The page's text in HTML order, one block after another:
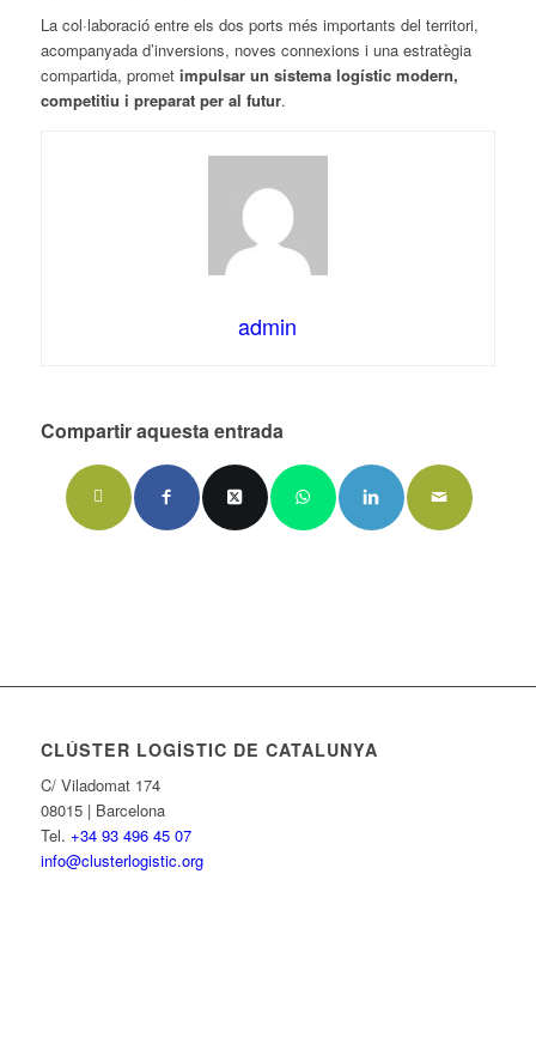
La col·laboració entre els dos ports més importants del territori,
acompanyada d’inversions, noves connexions i una estratègia
compartida, promet impulsar un sistema logístic modern,
competitiu i preparat per al futur.
admin
Compartir aquesta entrada
CLÚSTER LOGÍSTIC DE CATALUNYA
C/ Viladomat 174
08015 | Barcelona
Tel. +34 93 496 45 07
info@clusterlogistic.org